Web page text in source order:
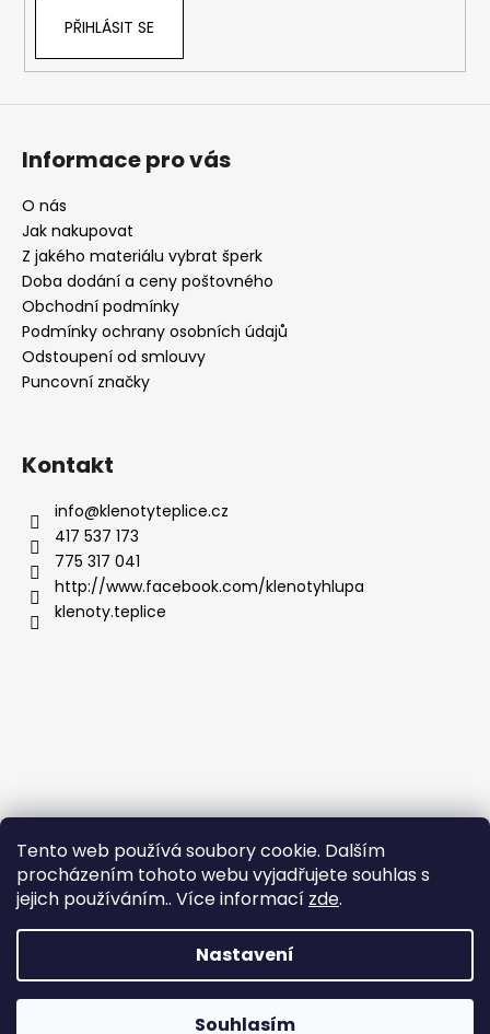
Tento web používá soubory cookie. Dalším
procházením tohoto webu vyjadřujete souhlas s
jejich používáním.. Více informací zde.
Nastavení
Souhlasím
PŘIHLÁSIT SE
Informace pro vás
O nás
Jak nakupovat
Z jakého materiálu vybrat šperk
Doba dodání a ceny poštovného
Obchodní podmínky
Podmínky ochrany osobních údajů
Odstoupení od smlouvy
Puncovní značky
Kontakt
info@klenotyteplice.cz
417 537 173
775 317 041
http://www.facebook.com/klenotyhlupa
klenoty.teplice
Copyright 2026Klenoty Teplice. Všechna práva
vyhrazena.